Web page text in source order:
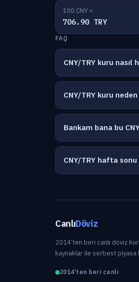
100 CNY =
706.90 TRY
FAQ
CNY/TRY kuru nasıl
CNY/TRY kuru
Bankam bana bu
CNY/TRY hafta
CanlıDöviz
2014’ten beri canlı döviz
kaynaklar ile serbest piyasa
2014’ten beri canlı